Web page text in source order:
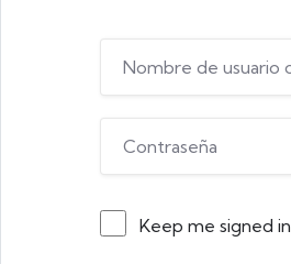
Keep me signed in